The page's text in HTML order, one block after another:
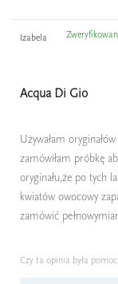
Izabela
Acqua Di Gio
Używałam
zamówiłam próbkę
oryginału,że po tych
kwiatów owocowy
zamówić
Czy ta opinia była